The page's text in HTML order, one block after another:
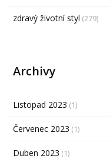
zdravý životní styl (279)
Archivy
Listopad 2023 (1)
Červenec 2023 (1)
Duben 2023 (1)